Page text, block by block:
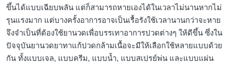
ขึ้นได้แบบเฉียบพลัน แต่ก็สามารถหายเองได้ในเวลาไม่นานหากไม่
รุนแรงมาก แต่บางครั้งอาการอาจเป็นเรื้อรังใช้เวลานานกว่าจะหาย
จึงจำเป็นที่ต้องใช้ยานวดเพื่อบรรเทาอาการปวดต่างๆ ให้ดีขึ้น ซึ่งใน
ปัจจุบันยานวดยาทาแก้ปวดกล้ามเนื้อจะมีให้เลือกใช้หลายแบบด้วย
กัน ทั้งแบบเจล, แบบครีม, แบบน้ำ, แบบสเปรย์พ่น และแบบแผ่น